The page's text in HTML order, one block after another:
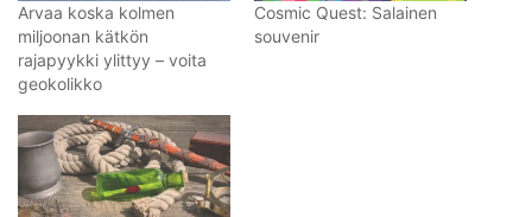
Arvaa koska kolmen
miljoonan kätkön
rajapyykki ylittyy – voita
geokolikko
Cosmic Quest: Salainen
souvenir